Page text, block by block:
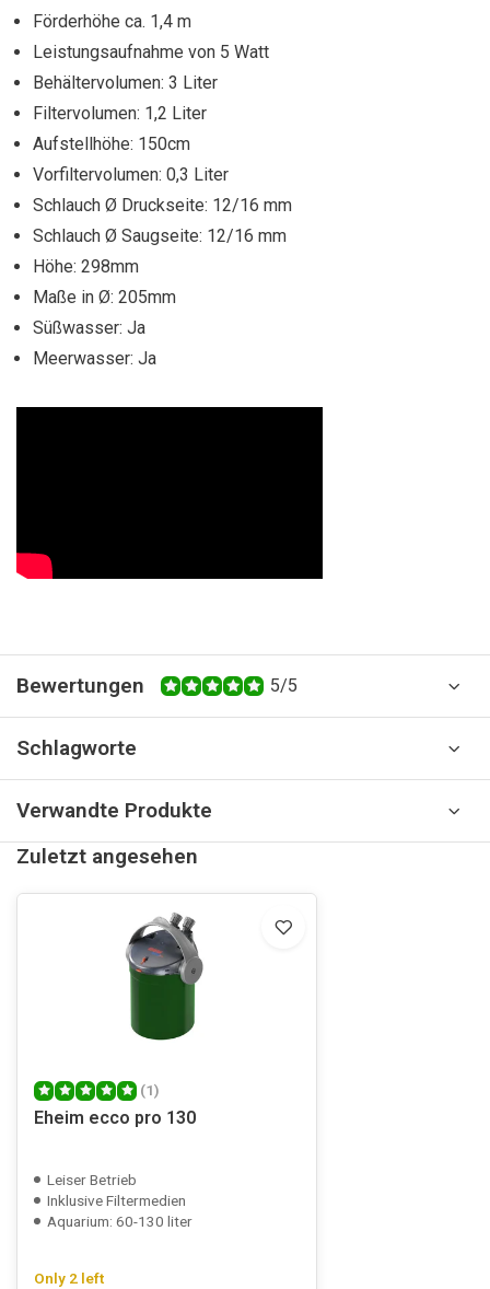
Förderhöhe ca. 1,4 m
Leistungsaufnahme von 5 Watt
Behältervolumen: 3 Liter
Filtervolumen: 1,2 Liter
Aufstellhöhe: 150cm
Vorfiltervolumen: 0,3 Liter
Schlauch Ø Druckseite: 12/16 mm
Schlauch Ø Saugseite: 12/16 mm
Höhe: 298mm
Maße in Ø: 205mm
Süßwasser: Ja
Meerwasser: Ja
Bewertungen 5/5
Schlagworte
Verwandte Produkte
Zuletzt angesehen
(1)
Eheim ecco pro 130
Leiser Betrieb
Inklusive Filtermedien
Aquarium: 60-130 liter
Only 2 left